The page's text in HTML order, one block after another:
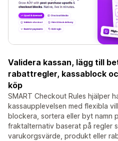
Validera kassan, lägg till
rabattregler, kassablock
köp
SMART Checkout Rules hjälper
kassaupplevelsen med flexibla
blockera, sortera eller byt namn
fraktalternativ baserat på regler
varukorgsvärde, produkt eller